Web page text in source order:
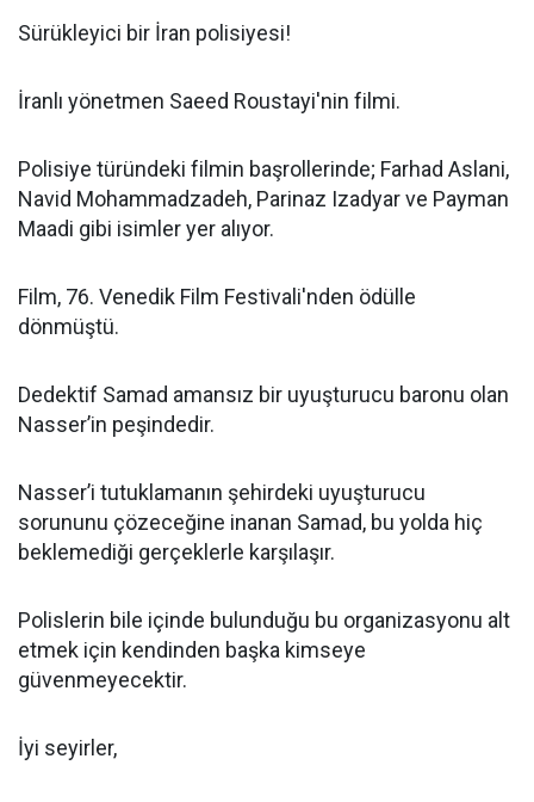
Sürükleyici bir İran polisiyesi!
İranlı yönetmen Saeed Roustayi'nin filmi.
Polisiye türündeki filmin başrollerinde; Farhad Aslani,
Navid Mohammadzadeh, Parinaz Izadyar ve Payman
Maadi gibi isimler yer alıyor.
Film, 76. Venedik Film Festivali'nden ödülle
dönmüştü.
Dedektif Samad amansız bir uyuşturucu baronu olan
Nasser’in peşindedir.
Nasser’i tutuklamanın şehirdeki uyuşturucu
sorununu çözeceğine inanan Samad, bu yolda hiç
beklemediği gerçeklerle karşılaşır.
Polislerin bile içinde bulunduğu bu organizasyonu alt
etmek için kendinden başka kimseye
güvenmeyecektir.
İyi seyirler,